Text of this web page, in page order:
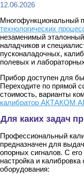
12.06.2026
Многофункциональный
технологических
незаменимый
наладчиков и
пусконаладочных,
полевых и
Прибор доступен для
Переходите по прямой
стоимость, варианты
калибратор АКТАКОМ
Для каких задач
Профессиональный
предназначен для
опорных сигналов. С
настройка и
оборудования: